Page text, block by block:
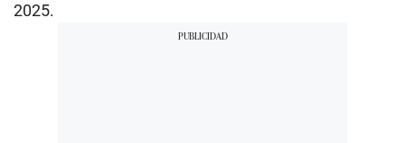
2025.